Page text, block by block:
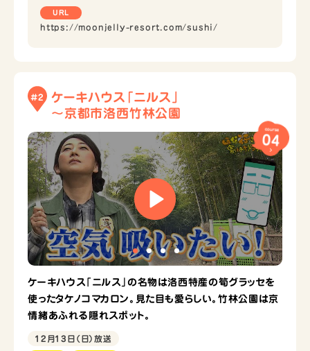
URL
https://moonjelly-resort.com/sushi/
#2
ケーキハウス「ニルス」
～京都市洛西竹林公園
course
04
ケーキハウス「ニルス」の名物は洛西特産の筍グラッセを
使ったタケノコマカロン。見た目も愛らしい。竹林公園は京
情緒あふれる隠れスポット。
12月13日（日）放送